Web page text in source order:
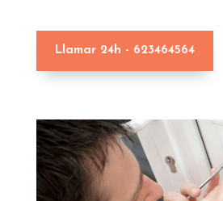
Llamar 24h - 623464564